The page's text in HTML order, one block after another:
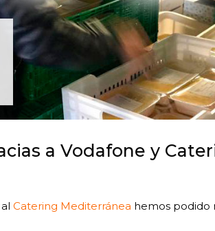
a Vodafone y
Catering Mediterránea hemos podido